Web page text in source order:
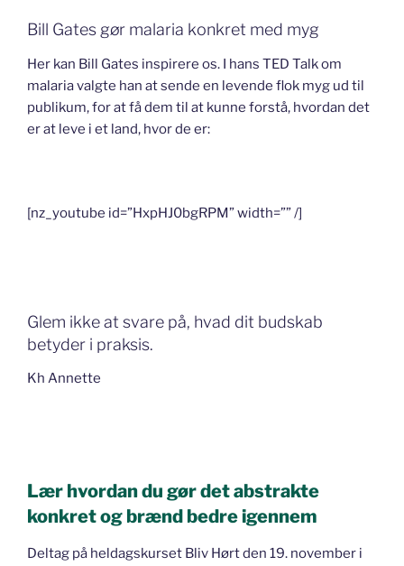
Bill Gates gør malaria konkret med myg
Her kan Bill Gates inspirere os. I hans TED Talk om
malaria valgte han at sende en levende flok myg ud til
publikum, for at få dem til at kunne forstå, hvordan det
er at leve i et land, hvor de er:
[nz_youtube id=”HxpHJ0bgRPM” width=”” /]
Glem ikke at svare på, hvad dit budskab
betyder i praksis.
Kh Annette
Lær hvordan du gør det abstrakte
konkret og brænd bedre igennem
Deltag på heldagskurset Bliv Hørt den 19. november i